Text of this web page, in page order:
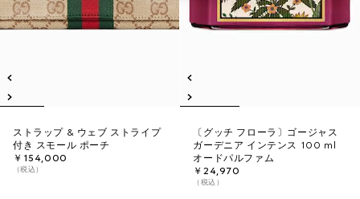
ストラップ & ウェブ ストライプ
付き スモール ポーチ
￥154,000
（税込）
〔グッチ フローラ〕ゴージャス
ガーデニア インテンス 100 ml
オードパルファム
￥24,970
（税込）